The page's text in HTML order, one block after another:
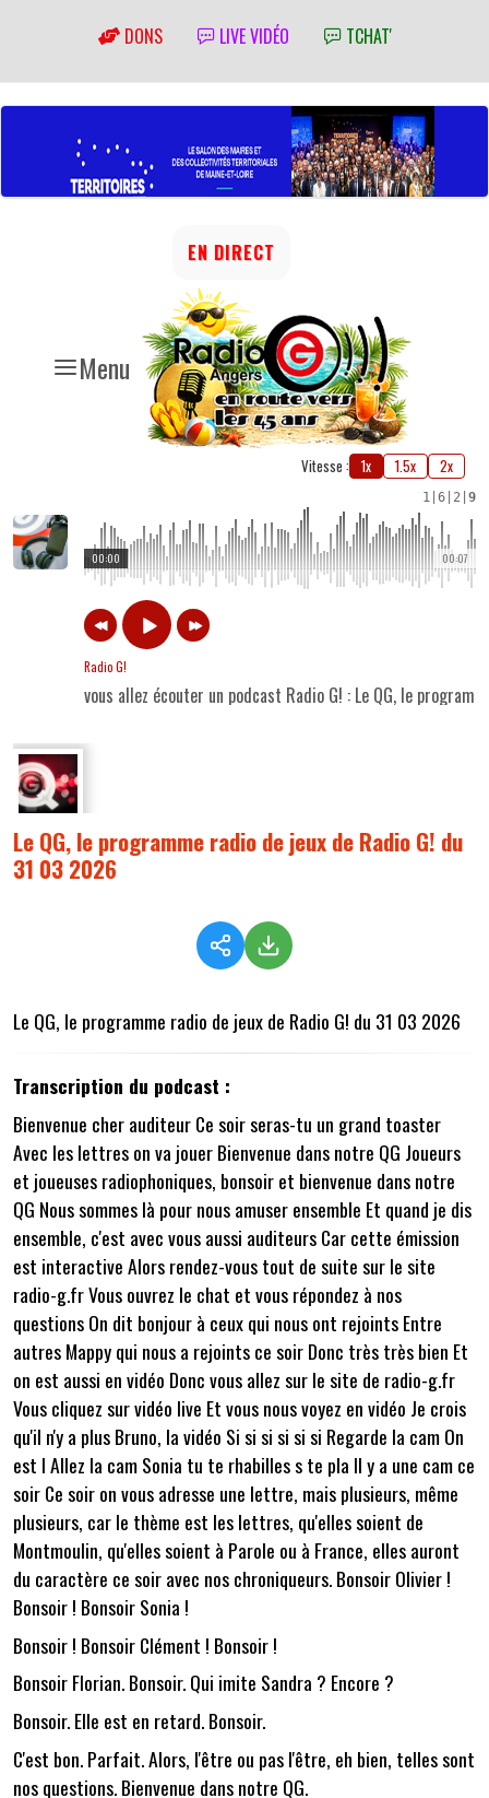
DONS LIVE VIDÉO TCHAT'
Menu
EN DIRECT
Vitesse : 1x 1.5x 2x
1 6 2 9
00:07
00:00
Radio G!
vous allez écouter un podcast Radio G! : Le QG, le
Le QG, le programme radio de jeux de Radio G! du
31 03 2026
Le QG, le programme radio de jeux de Radio G! du 31 03 2026
Transcription du podcast :
Bienvenue cher auditeur Ce soir seras-tu un grand toaster
Avec les lettres on va jouer Bienvenue dans notre QG Joueurs
et joueuses radiophoniques, bonsoir et bienvenue dans notre
QG Nous sommes là pour nous amuser ensemble Et quand je dis
ensemble, c'est avec vous aussi auditeurs Car cette émission
est interactive Alors rendez-vous tout de suite sur le site
radio-g.fr Vous ouvrez le chat et vous répondez à nos
questions On dit bonjour à ceux qui nous ont rejoints Entre
autres Mappy qui nous a rejoints ce soir Donc très très bien Et
on est aussi en vidéo Donc vous allez sur le site de radio-g.fr
Vous cliquez sur vidéo live Et vous nous voyez en vidéo Je crois
qu'il n'y a plus Bruno, la vidéo Si si si si si si Regarde la cam On
est l Allez la cam Sonia tu te rhabilles s te pla Il y a une cam ce
soir Ce soir on vous adresse une lettre, mais plusieurs, même
plusieurs, car le thème est les lettres, qu'elles soient de
Montmoulin, qu'elles soient à Parole ou à France, elles auront
du caractère ce soir avec nos chroniqueurs. Bonsoir Olivier !
Bonsoir ! Bonsoir Sonia !
Bonsoir ! Bonsoir Clément ! Bonsoir !
Bonsoir Florian. Bonsoir. Qui imite Sandra ? Encore ?
Bonsoir. Elle est en retard. Bonsoir.
C'est bon. Parfait. Alors, l'être ou pas l'être, eh bien, telles sont
nos questions. Bienvenue dans notre QG.